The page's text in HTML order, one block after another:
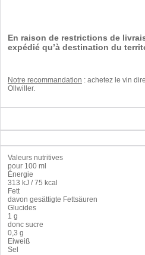
En raison de restrictions de
expédié qu’à destination du
Notre recommandation : achetez le vin
Ollwiller.
Valeurs nutritives
pour 100 ml
Énergie
313 kJ / 75 kcal
Fett
davon gesättigte Fettsäuren
Glucides
1 g
donc sucre
0,3 g
Eiweiß
Sel